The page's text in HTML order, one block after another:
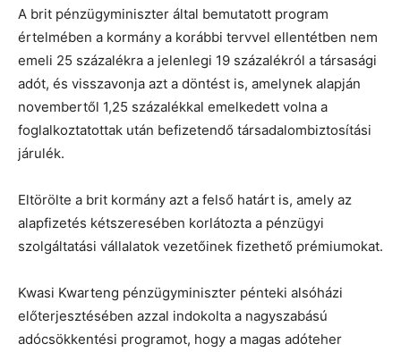
A brit pénzügyminiszter által bemutatott program
értelmében a kormány a korábbi tervvel ellentétben nem
emeli 25 százalékra a jelenlegi 19 százalékról a társasági
adót, és visszavonja azt a döntést is, amelynek alapján
novembertől 1,25 százalékkal emelkedett volna a
foglalkoztatottak után befizetendő társadalombiztosítási
járulék.
Eltörölte a brit kormány azt a felső határt is, amely az
alapfizetés kétszeresében korlátozta a pénzügyi
szolgáltatási vállalatok vezetőinek fizethető prémiumokat.
Kwasi Kwarteng pénzügyminiszter pénteki alsóházi
előterjesztésében azzal indokolta a nagyszabású
adócsökkentési programot, hogy a magas adóteher